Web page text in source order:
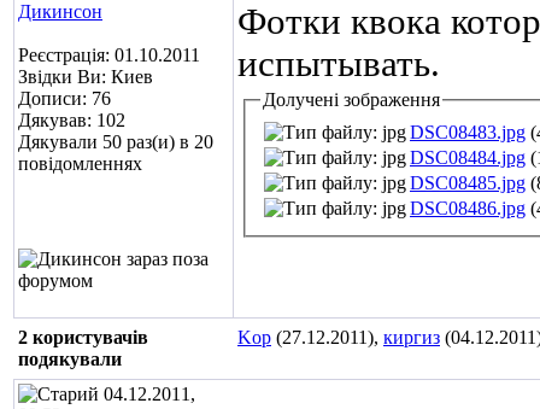
Дикинсон
Реєстрація: 01.10.2011
Звідки Ви: Киев
Дописи: 76
Дякував: 102
Дякували 50 раз(и) в 20
повідомленнях
Фотки квока
испытывать.
Долучені зображення
DSC08483.jpg
DSC08484.jpg
DSC08485.jpg
DSC08486.jpg
2 користувачів
подякували
Kop (27.12.2011), киргиз
04.12.2011,